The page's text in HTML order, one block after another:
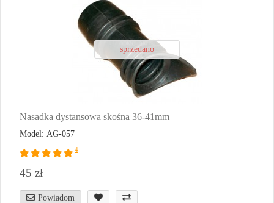
sprzedano
Nasadka dystansowa skośna 36-41mm
Model: AG-057
4
45 zł
Powiadom